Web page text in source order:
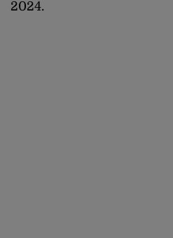
2024.